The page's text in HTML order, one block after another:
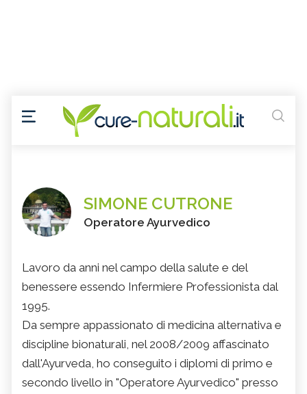
SIMONE CUTRONE
Operatore Ayurvedico
Lavoro da anni nel campo della salute e del
benessere essendo Infermiere Professionista dal
1995.
Da sempre appassionato di medicina alternativa e
discipline bionaturali, nel 2008/2009 affascinato
dall'Ayurveda, ho conseguito i diplomi di primo e
secondo livello in "Operatore Ayurvedico" presso